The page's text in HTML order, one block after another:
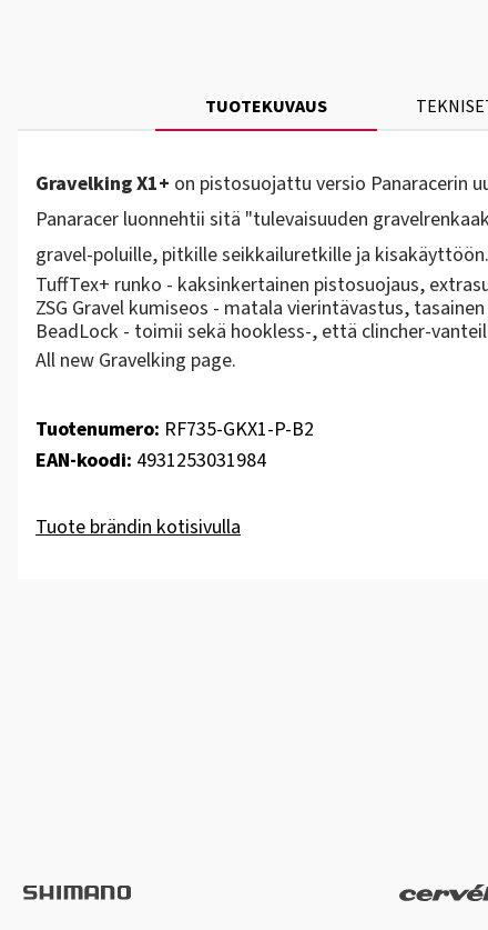
TUOTEKUVAUS
Gravelking X1+ on pistosuojattu versio Panaracerin
Panaracer luonnehtii sitä "tulevaisuuden
gravel-poluille, pitkille seikkailuretkille ja
TuffTex+ runko - kaksinkertainen pistosuojaus,
ZSG Gravel kumiseos - matala vierintävastus,
BeadLock - toimii sekä hookless-, että clincher-
All new Gravelking page.
Tuotenumero: RF735-GKX1-P-B2
EAN-koodi: 4931253031984
Tuote brändin kotisivulla